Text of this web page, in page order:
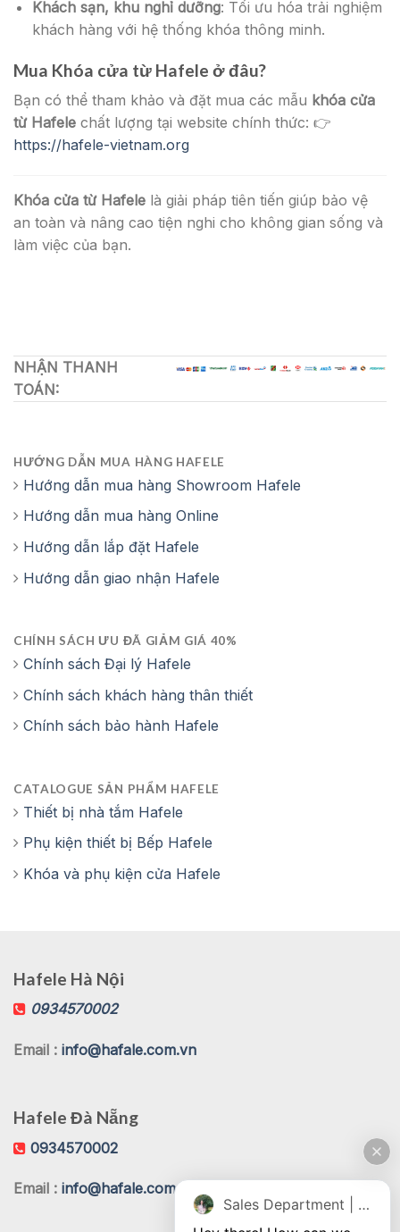
Khách sạn, khu nghỉ dưỡng: Tối ưu hóa trải nghiệm
khách hàng với hệ thống khóa thông minh.
Mua Khóa cửa từ Hafele ở đâu?
Bạn có thể tham khảo và đặt mua các mẫu khóa cửa
từ Hafele chất lượng tại website chính thức: 👉
https://hafele-vietnam.org
Khóa cửa từ Hafele là giải pháp tiên tiến giúp bảo vệ
an toàn và nâng cao tiện nghi cho không gian sống và
làm việc của bạn.
NHẬN THANH
TOÁN:
HƯỚNG DẪN MUA HÀNG HAFELE
Hướng dẫn mua hàng Showroom Hafele
Hướng dẫn mua hàng Online
Hướng dẫn lắp đặt Hafele
Hướng dẫn giao nhận Hafele
CHÍNH SÁCH ƯU ĐÃ GIẢM GIÁ 40%
Chính sách Đại lý Hafele
Chính sách khách hàng thân thiết
Chính sách bảo hành Hafele
CATALOGUE SẢN PHẨM HAFELE
Thiết bị nhà tắm Hafele
Phụ kiện thiết bị Bếp Hafele
Khóa và phụ kiện cửa Hafele
Hafele Hà Nội
0934570002
Email : info@hafale.com.vn
Hafele Đà Nẵng
0934570002
Email : info@hafale.com.vn
Sales Department | Chat online